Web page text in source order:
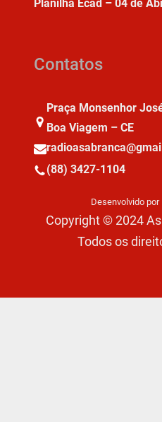
Planilha Ecad – 04 de
Contatos
Praça Monsenhor
Boa Viagem – CE
(88) 3427-1104
Desenvolvido
Copyright © 2024
Todos os